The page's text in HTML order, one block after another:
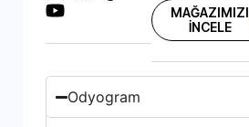
MAĞAZIMIZI
İNCELE
Odyogram